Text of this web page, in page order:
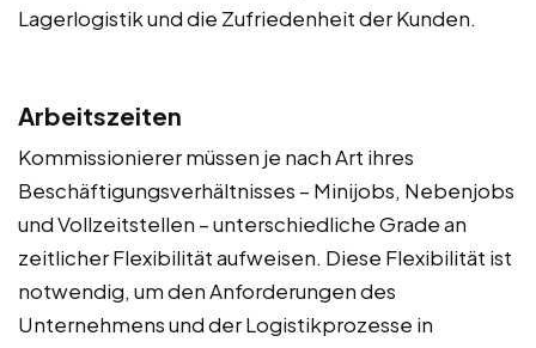
Lagerlogistik und die Zufriedenheit der Kunden.
Arbeitszeiten
Kommissionierer müssen je nach Art ihres
Beschäftigungsverhältnisses – Minijobs, Nebenjobs
und Vollzeitstellen – unterschiedliche Grade an
zeitlicher Flexibilität aufweisen. Diese Flexibilität ist
notwendig, um den Anforderungen des
Unternehmens und der Logistikprozesse in